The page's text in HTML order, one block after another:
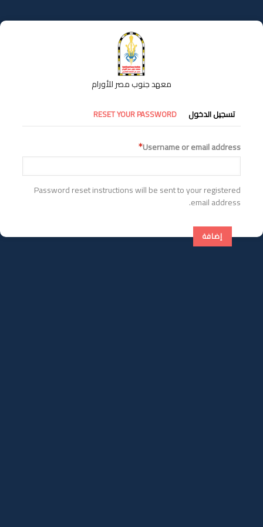
إلى
المحتوى
معهد جنوب مصر للأورام
التبويبات
الأساسية
تسجيل الدخول RESET YOUR PASSWORD
Username or email address
Password reset instructions will be sent to your registered
email address.